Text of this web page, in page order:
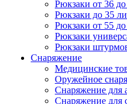
Рюкзаки от 36
Рюкзаки до 35
Рюкзаки от 55
Рюкзаки
Рюкзаки
Снаряжение
Медицинские
Оружейное
Снаряжение для
Снаряжение для